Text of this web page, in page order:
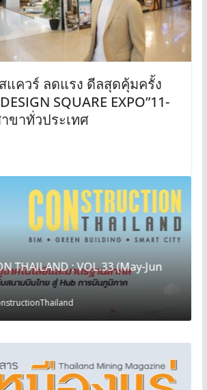
แควร์ ลดแรง ดีลสุดคุ้มครั้ง
SQUARE EXPO”11-
ขาทั่วประเทศ
THAILAND : VOL.33 (May-Jun